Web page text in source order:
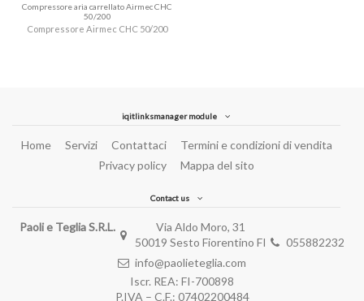
Compressore aria carrellato Airmec CHC
50/200
Compressore Airmec CHC 50/200
iqitlinksmanager module
Home Servizi Contattaci
Termini e condizioni di vendita
Privacy policy
Mappa del sito
Contact us
Paoli e Teglia S.R.L.
Via Aldo Moro, 31
50019 Sesto Fiorentino FI
055882232
info@paolieteglia.com
Iscr. REA: FI-700898
P.IVA – C.F.: 07402200484